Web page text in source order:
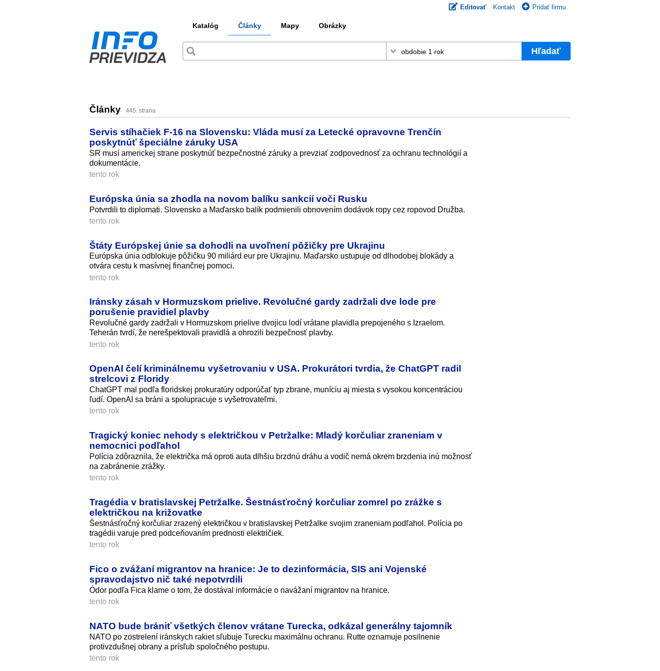
Editovať Kontakt Pridať firmu
Katalóg Články Mapy Obrázky
Hľadať
Články 445. strana
Servis stíhačiek F-16 na Slovensku: Vláda musí za Letecké opravovne Trenčín
poskytnúť špeciálne záruky USA
SR musí americkej strane poskytnúť bezpečnostné záruky a prevziať zodpovednosť za ochranu technológií a
dokumentácie.
tento rok
Európska únia sa zhodla na novom balíku sankcií voči Rusku
Potvrdili to diplomati. Slovensko a Maďarsko balík podmienili obnovením dodávok ropy cez ropovod Družba.
tento rok
Štáty Európskej únie sa dohodli na uvoľnení pôžičky pre Ukrajinu
Európska únia odblokuje pôžičku 90 miliárd eur pre Ukrajinu. Maďarsko ustupuje od dlhodobej blokády a
otvára cestu k masívnej finančnej pomoci.
tento rok
Iránsky zásah v Hormuzskom prielive. Revolučné gardy zadržali dve lode pre
porušenie pravidiel plavby
Revolučné gardy zadržali v Hormuzskom prielive dvojicu lodí vrátane plavidla prepojeného s Izraelom.
Teherán tvrdí, že nerešpektovali pravidlá a ohrozili bezpečnosť plavby.
tento rok
OpenAI čelí kriminálnemu vyšetrovaniu v USA. Prokurátori tvrdia, že ChatGPT radil
strelcovi z Floridy
ChatGPT mal podľa floridskej prokuratúry odporúčať typ zbrane, muníciu aj miesta s vysokou koncentráciou
ľudí. OpenAI sa bráni a spolupracuje s vyšetrovateľmi.
tento rok
Tragický koniec nehody s električkou v Petržalke: Mladý korčuliar zraneniam v
nemocnici podľahol
Polícia zdôraznila, že električka má oproti auta dlhšiu brzdnú dráhu a vodič nemá okrem brzdenia inú možnosť
na zabránenie zrážky.
tento rok
Tragédia v bratislavskej Petržalke. Šestnásťročný korčuliar zomrel po zrážke s
električkou na križovatke
Šestnásťročný korčuliar zrazený električkou v bratislavskej Petržalke svojim zraneniam podľahol. Polícia po
tragédii varuje pred podceňovaním prednosti električiek.
tento rok
Fico o zvážaní migrantov na hranice: Je to dezinformácia, SIS ani Vojenské
spravodajstvo nič také nepotvrdili
Ódor podľa Fica klame o tom, že dostával informácie o navážaní migrantov na hranice.
tento rok
NATO bude brániť všetkých členov vrátane Turecka, odkázal generálny tajomník
NATO po zostrelení iránskych rakiet sľubuje Turecku maximálnu ochranu. Rutte oznamuje posilnenie
protivzdušnej obrany a prísľub spoločného postupu.
tento rok